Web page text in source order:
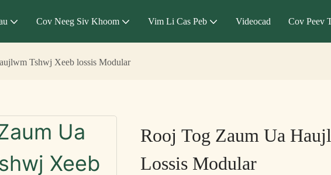
Cov Neeg Siv Khoom Vim Li Cas Peb Videocad Cov Peev
Tshwj Xeeb lossis Modular
Rooj Tog Zaum Ua
Lossis Modular